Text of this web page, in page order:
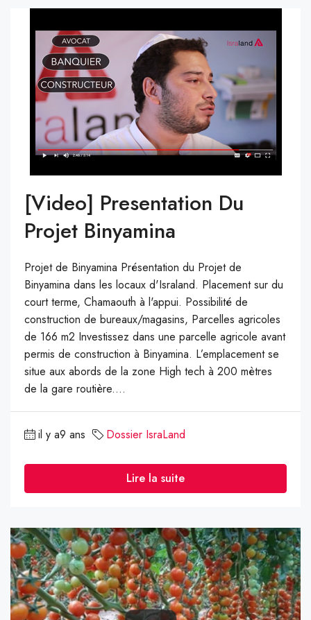
[video] Presentation Du
Projet Binyamina
Projet de Binyamina Présentation du Projet de
Binyamina dans les locaux d'Israland. Placement sur du
court terme, Chamaouth à l'appui. Possibilité de
construction de bureaux/magasins, Parcelles agricoles
de 166 m2 Investissez dans une parcelle agricole avant
permis de construction à Binyamina. L’emplacement se
situe aux abords de la zone High tech à 200 mètres
de la gare routière....
il y a9 ans Dossier IsraLand
Lire la suite